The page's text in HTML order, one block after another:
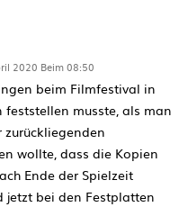
2020 Beim 08:50
beim Filmfestival in
feststellen musste, als man
zurückliegenden
wollte, dass die Kopien
Ende der Spielzeit
jetzt bei den Festplatten